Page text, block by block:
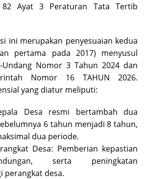
82 Ayat 3 Peraturan Tata Tertib
ini merupakan penyesuaian kedua
pertama pada 2017) menyusul
Nomor 3 Tahun 2024 dan
Nomor 16 TAHUN 2026.
yang diatur meliputi:
Desa resmi bertambah dua
6 tahun menjadi 8 tahun,
dua periode.
Desa: Pemberian kepastian
serta peningkatan
perangkat desa.